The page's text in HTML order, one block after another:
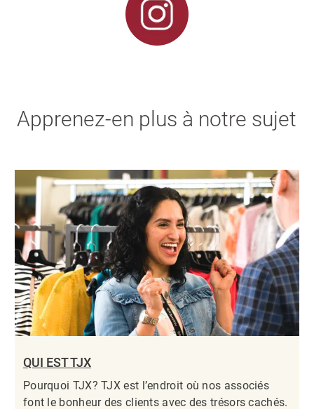
Apprenez-en plus à notre sujet
QUI EST TJX
Pourquoi TJX? TJX est l’endroit où nos associés
font le bonheur des clients avec des trésors cachés.